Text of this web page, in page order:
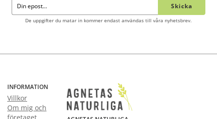
Skicka
De uppgifter du matar in kommer endast användas till våra nyhetsbrev.
INFORMATION
Villkor
Om mig och
företaget